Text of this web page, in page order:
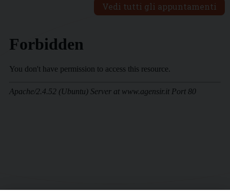
Vedi tutti gli appuntamenti